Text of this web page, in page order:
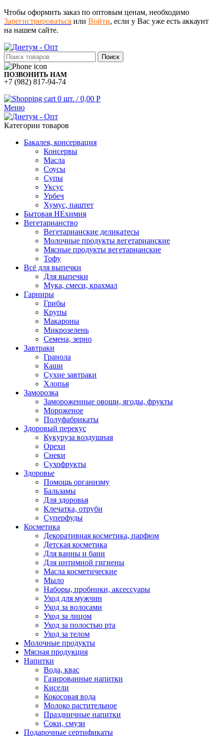
Чтобы оформить заказ по оптовым ценам, необходимо
Зарегистрироваться или Войти, если у Вас уже есть аккаунт
на нашем сайте.
Поиск
ПОЗВОНИТЬ НАМ
+7 (982) 817-94-74
0 шт. / 0,00 Р
Меню
Категории товаров
Бакалея, консервация
Консервы
Масла
Соусы
Супы
Уксус
Урбеч
Хумус, паштет
Бытовая НЕхимия
Вегетарианство
Вегетарианские деликатесы
Молочные продукты вегетарианские
Мясные продукты вегетарианские
Тофу
Всё для выпечки
Для выпечки
Мука, смеси, крахмал
Гарниры
Грибы
Крупы
Макароны
Микрозелень
Семена, зерно
Завтраки
Гранола
Каши
Сухие завтраки
Хлопья
Заморозка
Замороженные овощи, ягоды, фрукты
Мороженое
Полуфабрикаты
Здоровый перекус
Кукуруза воздушная
Орехи
Снеки
Сухофрукты
Здоровье
Помощь организму
Бальзамы
Для здоровья
Клечатка, отруби
Суперфуды
Косметика
Декоративная косметика, парфюм
Детская косметика
Для ванны и бани
Для интимной гигиены
Масла косметические
Мыло
Наборы, пробники, аксессуары
Уход для мужчин
Уход за волосами
Уход за лицом
Уход за полостью рта
Уход за телом
Молочные продукты
Мясная продукция
Напитки
Вода, квас
Газированные напитки
Кисели
Кокосовая вода
Молоко растительное
Праздничные напитки
Соки, смузи
Подарочные сертификаты